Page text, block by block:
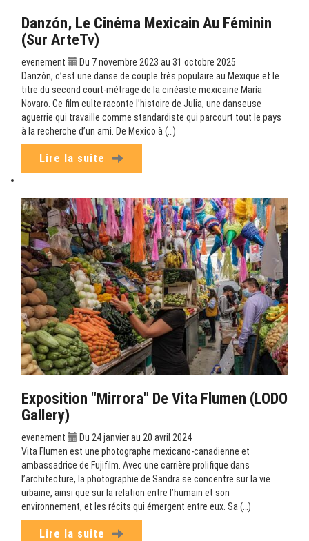
Danzón, Le Cinéma Mexicain Au Féminin
(sur ArteTv)
evenement
Du 7 novembre 2023 au 31 octobre 2025
Danzón, c’est une danse de couple très populaire au Mexique et le
titre du second court-métrage de la cinéaste mexicaine María
Novaro. Ce film culte raconte l’histoire de Julia, une danseuse
aguerrie qui travaille comme standardiste qui parcourt tout le pays
à la recherche d’un ami. De Mexico à (…)
Lire la suite
Exposition "Mirrora" De Vita Flumen (LODO
Gallery)
evenement
Du 24 janvier au 20 avril 2024
Vita Flumen est une photographe mexicano-canadienne et
ambassadrice de Fujifilm. Avec une carrière prolifique dans
l’architecture, la photographie de Sandra se concentre sur la vie
urbaine, ainsi que sur la relation entre l’humain et son
environnement, et les récits qui émergent entre eux. Sa (…)
Lire la suite